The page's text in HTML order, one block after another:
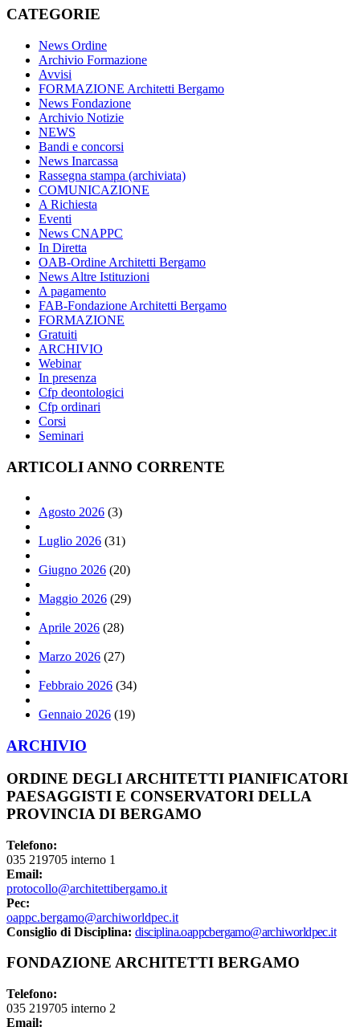
CATEGORIE
News Ordine
Archivio Formazione
Avvisi
FORMAZIONE Architetti Bergamo
News Fondazione
Archivio Notizie
NEWS
Bandi e concorsi
News Inarcassa
Rassegna stampa (archiviata)
COMUNICAZIONE
A Richiesta
Eventi
News CNAPPC
In Diretta
OAB-Ordine Architetti Bergamo
News Altre Istituzioni
A pagamento
FAB-Fondazione Architetti Bergamo
FORMAZIONE
Gratuiti
ARCHIVIO
Webinar
In presenza
Cfp deontologici
Cfp ordinari
Corsi
Seminari
ARTICOLI ANNO CORRENTE
Agosto 2026 (3)
Luglio 2026 (31)
Giugno 2026 (20)
Maggio 2026 (29)
Aprile 2026 (28)
Marzo 2026 (27)
Febbraio 2026 (34)
Gennaio 2026 (19)
ARCHIVIO
ORDINE DEGLI ARCHITETTI PIANIFICATORI
PAESAGGISTI E CONSERVATORI DELLA
PROVINCIA DI BERGAMO
Telefono:
035 219705 interno 1
Email:
protocollo@architettibergamo.it
Pec:
oappc.bergamo@archiworldpec.it
Consiglio di Disciplina: disciplina.oappcbergamo@archiworldpec.it
FONDAZIONE ARCHITETTI BERGAMO
Telefono:
035 219705 interno 2
Email: